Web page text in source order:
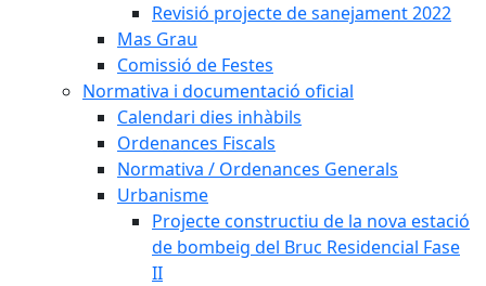
Revisió projecte de sanejament 2022
Mas Grau
Comissió de Festes
Normativa i documentació oficial
Calendari dies inhàbils
Ordenances Fiscals
Normativa / Ordenances Generals
Urbanisme
Projecte constructiu de la nova estació
de bombeig del Bruc Residencial Fase
II